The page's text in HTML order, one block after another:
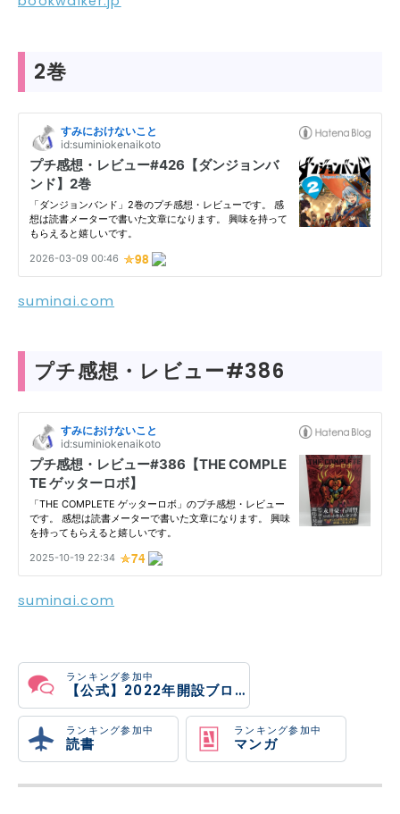
2巻
suminai.com
プチ感想・レビュー#386
suminai.com
ランキング参加中
【公式】2022年開設ブログ
ランキング参加中
読書
ランキング参加中
マンガ